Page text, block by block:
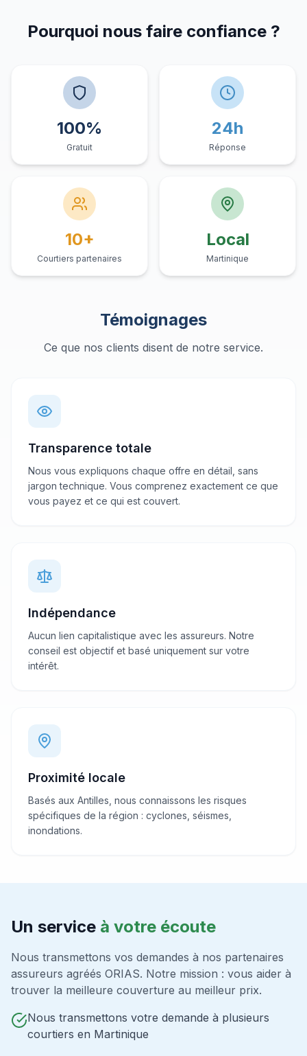
Pourquoi nous faire confiance ?
100%
Gratuit
24h
Réponse
10+
Courtiers partenaires
Local
Martinique
Témoignages
Ce que nos clients disent de notre service.
Transparence totale
Nous vous expliquons chaque offre en détail, sans
jargon technique. Vous comprenez exactement ce que
vous payez et ce qui est couvert.
Indépendance
Aucun lien capitalistique avec les assureurs. Notre
conseil est objectif et basé uniquement sur votre
intérêt.
Proximité locale
Basés aux Antilles, nous connaissons les risques
spécifiques de la région : cyclones, séismes,
inondations.
Un service à votre écoute
Nous transmettons vos demandes à nos partenaires
assureurs agréés ORIAS. Notre mission : vous aider à
trouver la meilleure couverture au meilleur prix.
Nous transmettons votre demande à plusieurs
courtiers en Martinique